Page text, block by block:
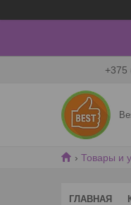
+375
Товары и
ГЛАВНАЯ